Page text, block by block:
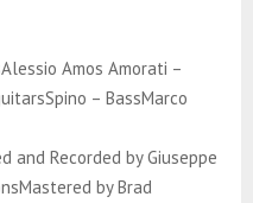
Amos Amorati –
– BassMarco
and Recorded by Giuseppe
by Brad